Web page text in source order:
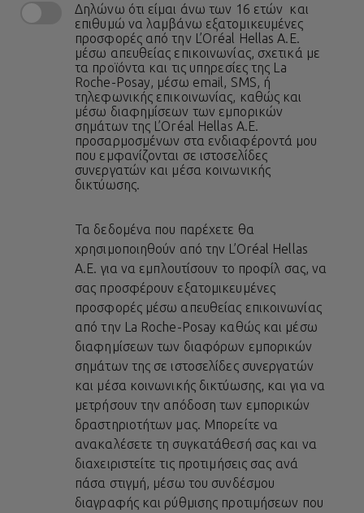
Δηλώνω ότι είμαι άνω των 16 ετών και
επιθυμώ να λαμβάνω εξατομικευμένες
προσφορές από την L’Oréal Hellas A.E.
μέσω απευθείας επικοινωνίας, σχετικά με
τα προϊόντα και τις υπηρεσίες της La
Roche-Posay, μέσω email, SMS, ή
τηλεφωνικής επικοινωνίας, καθώς και
μέσω διαφημίσεων των εμπορικών
σημάτων της L’Oréal Hellas A.E.
προσαρμοσμένων στα ενδιαφέροντά μου
που εμφανίζονται σε ιστοσελίδες
συνεργατών και μέσα κοινωνικής
δικτύωσης.
Τα δεδομένα που παρέχετε θα
χρησιμοποιηθούν από την L’Oréal Hellas
A.E. για να εμπλουτίσουν το προφίλ σας, να
σας προσφέρουν εξατομικευμένες
προσφορές μέσω απευθείας επικοινωνίας
από την La Roche-Posay καθώς και μέσω
διαφημίσεων των διαφόρων εμπορικών
σημάτων της σε ιστοσελίδες συνεργατών
και μέσα κοινωνικής δικτύωσης, και για να
μετρήσουν την απόδοση των εμπορικών
δραστηριοτήτων μας. Μπορείτε να
ανακαλέσετε τη συγκατάθεσή σας και να
διαχειριστείτε τις προτιμήσεις σας ανά
πάσα στιγμή, μέσω του συνδέσμου
διαγραφής και ρύθμισης προτιμήσεων που